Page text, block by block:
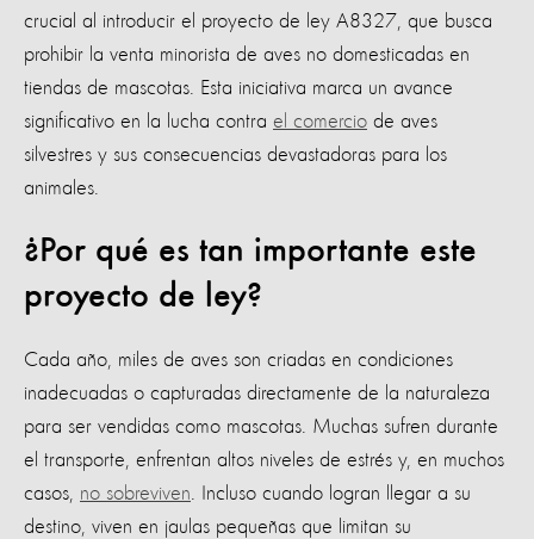
crucial al introducir el proyecto de ley A8327, que busca
prohibir la venta minorista de aves no domesticadas en
tiendas de mascotas. Esta iniciativa marca un avance
significativo en la lucha contra el comercio de aves
silvestres y sus consecuencias devastadoras para los
animales.
¿Por qué es tan importante este
proyecto de ley?
Cada año, miles de aves son criadas en condiciones
inadecuadas o capturadas directamente de la naturaleza
para ser vendidas como mascotas. Muchas sufren durante
el transporte, enfrentan altos niveles de estrés y, en muchos
casos, no sobreviven . Incluso cuando logran llegar a su
destino, viven en jaulas pequeñas que limitan su